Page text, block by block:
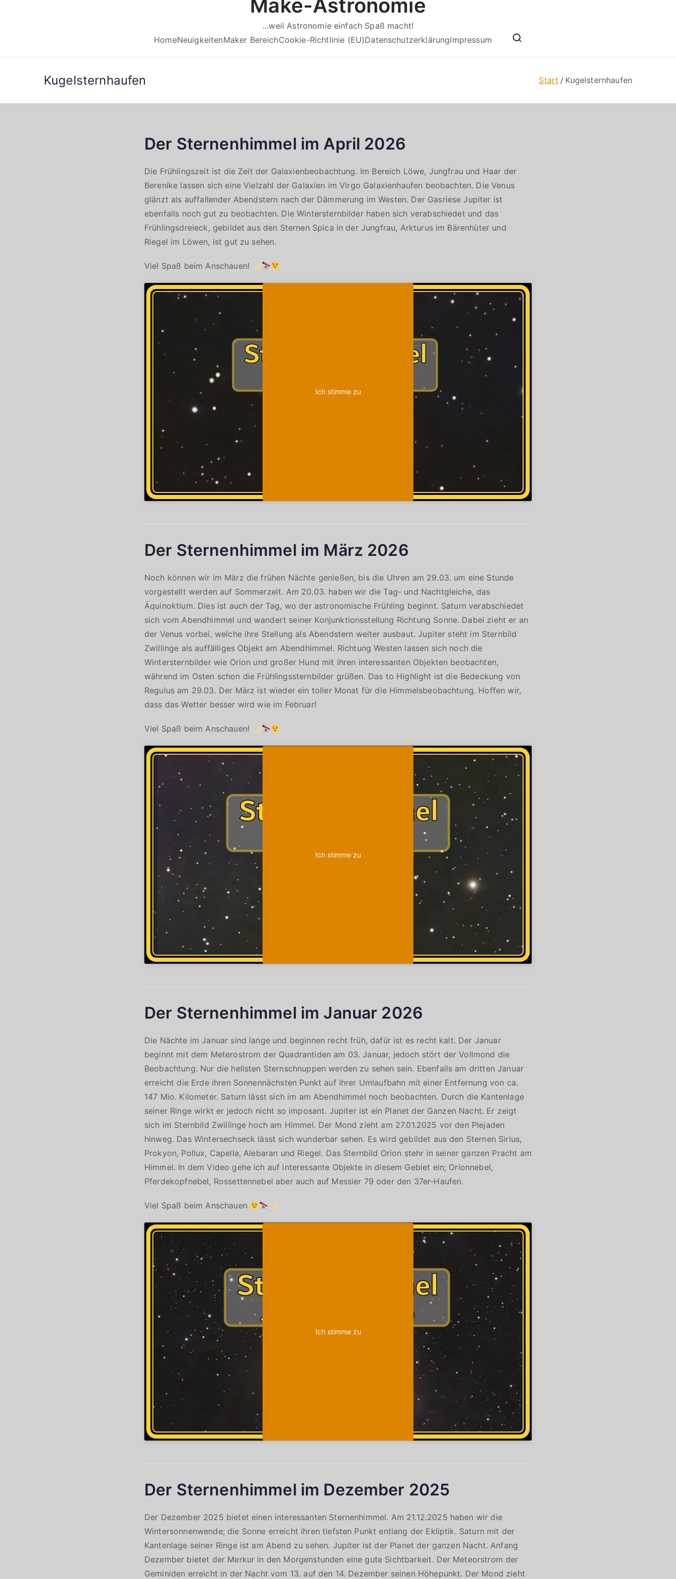
Make-Astronomie
...weil Astronomie einfach Spaß macht!
HomeNeuigkeitenMaker BereichCookie-Richtlinie (EU)DatenschutzerklärungImpressum
Kugelsternhaufen Start Kugelsternhaufen
Der Sternenhimmel im April 2026
Die Frühlingszeit ist die Zeit der Galaxienbeobachtung. Im Bereich Löwe, Jungfrau und Haar der
Berenike lassen sich eine Vielzahl der Galaxien im Virgo Galaxienhaufen beobachten. Die Venus
glänzt als auffallender Abendstern nach der Dämmerung im Westen. Der Gasriese Jupiter ist
ebenfalls noch gut zu beobachten. Die Wintersternbilder haben sich verabschiedet und das
Frühlingsdreieck, gebildet aus den Sternen Spica in der Jungfrau, Arkturus im Bärenhüter und
Riegel im Löwen, ist gut zu sehen.
Viel Spaß beim Anschauen!
Ich stimme zu
Der Sternenhimmel im März 2026
Noch können wir im März die frühen Nächte genießen, bis die Uhren am 29.03. um eine Stunde
vorgestellt werden auf Sommerzeit. Am 20.03. haben wir die Tag- und Nachtgleiche, das
Äquinoktium. Dies ist auch der Tag, wo der astronomische Frühling beginnt. Saturn verabschiedet
sich vom Abendhimmel und wandert seiner Konjunktionsstellung Richtung Sonne. Dabei zieht er an
der Venus vorbei, welche ihre Stellung als Abendstern weiter ausbaut. Jupiter steht im Sternbild
Zwillinge als auffälliges Objekt am Abendhimmel. Richtung Westen lassen sich noch die
Wintersternbilder wie Orion und großer Hund mit ihren interessanten Objekten beobachten,
während im Osten schon die Frühlingssternbilder grüßen. Das to Highlight ist die Bedeckung von
Regulus am 29.03. Der März ist wieder ein toller Monat für die Himmelsbeobachtung. Hoffen wir,
dass das Wetter besser wird wie im Februar!
Viel Spaß beim Anschauen!
Ich stimme zu
Der Sternenhimmel im Januar 2026
Die Nächte im Januar sind lange und beginnen recht früh, dafür ist es recht kalt. Der Januar
beginnt mit dem Meterostrom der Quadrantiden am 03. Januar, jedoch stört der Vollmond die
Beobachtung. Nur die hellsten Sternschnuppen werden zu sehen sein. Ebenfalls am dritten Januar
erreicht die Erde ihren Sonnennächsten Punkt auf ihrer Umlaufbahn mit einer Entfernung von ca.
147 Mio. Kilometer. Saturn lässt sich im am Abendhimmel noch beobachten. Durch die Kantenlage
seiner Ringe wirkt er jedoch nicht so imposant. Jupiter ist ein Planet der Ganzen Nacht. Er zeigt
sich im Sternbild Zwillinge hoch am Himmel. Der Mond zieht am 27.01.2025 vor den Plejaden
hinweg. Das Wintersechseck lässt sich wunderbar sehen. Es wird gebildet aus den Sternen Sirius,
Prokyon, Pollux, Capella, Alebaran und Riegel. Das Sternbild Orion stehr in seiner ganzen Pracht am
Himmel. In dem Video gehe ich auf interessante Objekte in diesem Gebiet ein; Orionnebel,
Pferdekopfnebel, Rossettennebel aber auch auf Messier 79 oder den 37er-Haufen.
Viel Spaß beim Anschauen
Ich stimme zu
Der Sternenhimmel im Dezember 2025
Der Dezember 2025 bietet einen interessanten Sternenhimmel. Am 21.12.2025 haben wir die
Wintersonnenwende; die Sonne erreicht ihren tiefsten Punkt entlang der Ekliptik. Saturn mit der
Kantenlage seiner Ringe ist am Abend zu sehen. Jupiter ist der Planet der ganzen Nacht. Anfang
Dezember bietet der Merkur in den Morgenstunden eine gute Sichtbarkeit. Der Meteorstrom der
Geminiden erreicht in der Nacht vom 13. auf den 14. Dezember seinen Höhepunkt. Der Mond zieht